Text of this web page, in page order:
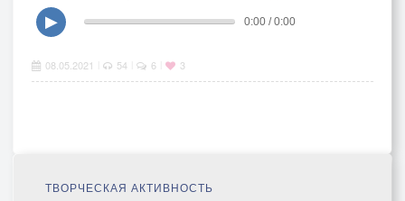
▶
0:00 / 0:00
08.05.2021 54 6 3
ТВОРЧЕСКАЯ АКТИВНОСТЬ